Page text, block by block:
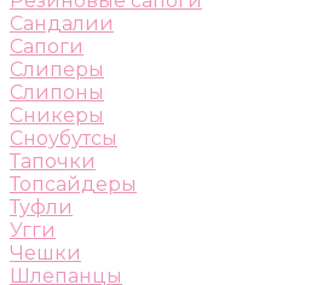
Сандалии
Сапоги
Слиперы
Слипоны
Сникеры
Сноубутсы
Тапочки
Топсайдеры
Туфли
Угги
Чешки
Шлепанцы